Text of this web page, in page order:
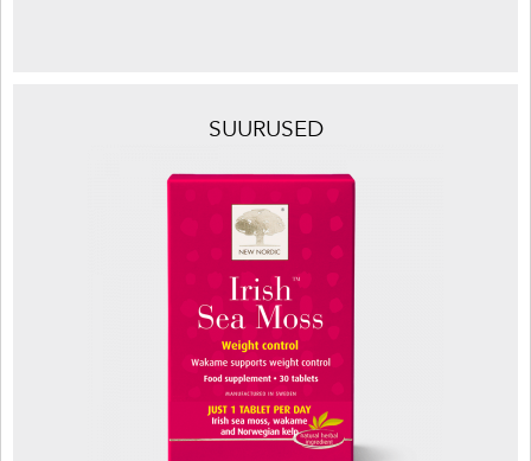
SUURUSED